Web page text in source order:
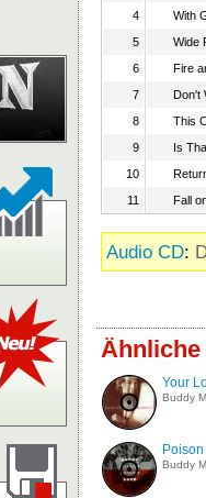
4
With
5
Wide
6
Fire
7
Don't
8
This
9
Is
10
11
Fall
Audio CD:
Ähnliche
Your
Buddy
Buddy